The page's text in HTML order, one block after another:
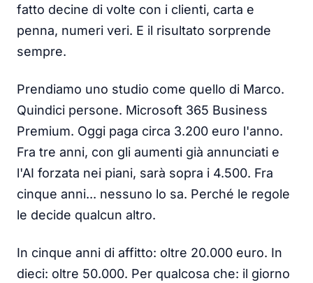
fatto decine di volte con i clienti, carta e
penna, numeri veri. E il risultato sorprende
sempre.
Prendiamo uno studio come quello di Marco.
Quindici persone. Microsoft 365 Business
Premium. Oggi paga circa 3.200 euro l'anno.
Fra tre anni, con gli aumenti già annunciati e
l'AI forzata nei piani, sarà sopra i 4.500. Fra
cinque anni... nessuno lo sa. Perché le regole
le decide qualcun altro.
In cinque anni di affitto: oltre 20.000 euro. In
dieci: oltre 50.000. Per qualcosa che: il giorno